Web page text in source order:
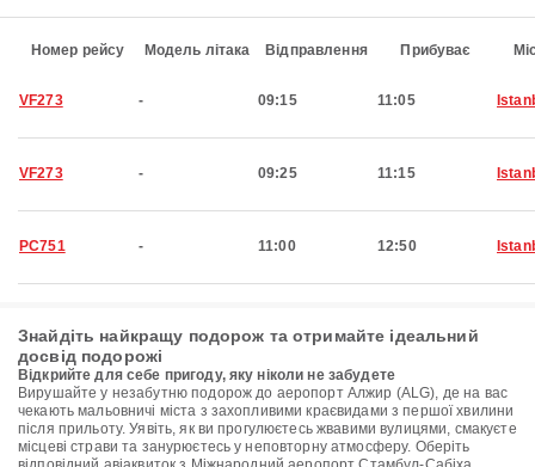
Номер рейсу Модель літака Відправлення Прибуває
VF273 - 09:15 11:05
VF273 - 09:25 11:15
PC751 - 11:00 12:50
Знайдіть найкращу подорож та отримайте ідеальний
досвід подорожі
Відкрийте для себе пригоду, яку ніколи не забудете
Вирушайте у незабутню подорож до аеропорт Алжир (ALG), де на вас
чекають мальовничі міста з захопливими краєвидами з першої хвилини
після прильоту. Уявіть, як ви прогулюєтесь жвавими вулицями, смакуєте
місцеві страви та занурюєтесь у неповторну атмосферу. Оберіть